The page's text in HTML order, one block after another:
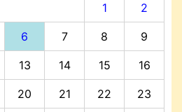
1 2
6 7 8 9
13 14 15 16
20 21 22 23